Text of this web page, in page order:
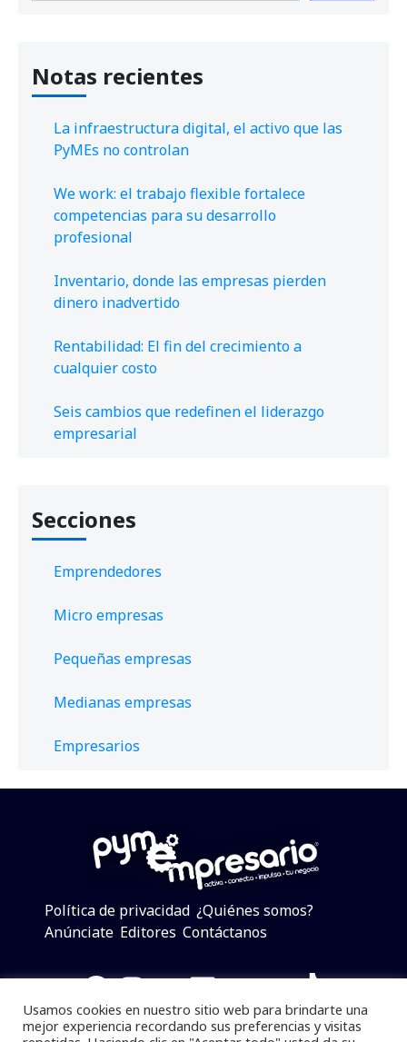
Notas recientes
La infraestructura digital, el activo que las
PyMEs no controlan
We work: el trabajo flexible fortalece
competencias para su desarrollo
profesional
Inventario, donde las empresas pierden
dinero inadvertido
Rentabilidad: El fin del crecimiento a
cualquier costo
Seis cambios que redefinen el liderazgo
empresarial
Secciones
Emprendedores
Micro empresas
Pequeñas empresas
Medianas empresas
Empresarios
Política de privacidad ¿Quiénes somos?
Anúnciate Editores Contáctanos
Facebook
Instagram
Twitter
LinkedIn
Telegram
YouTube
TikTok
Usamos cookies en nuestro sitio web para brindarte una
mejor experiencia recordando sus preferencias y visitas